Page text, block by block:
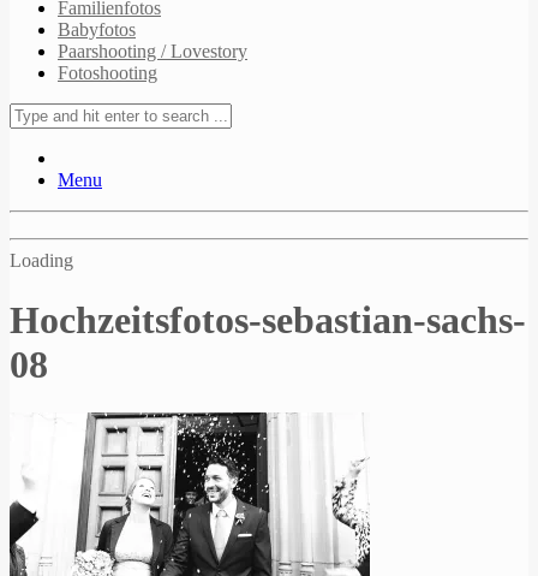
Familienfotos
Babyfotos
Paarshooting / Lovestory
Fotoshooting
Menu
Loading
Hochzeitsfotos-sebastian-sachs-
08